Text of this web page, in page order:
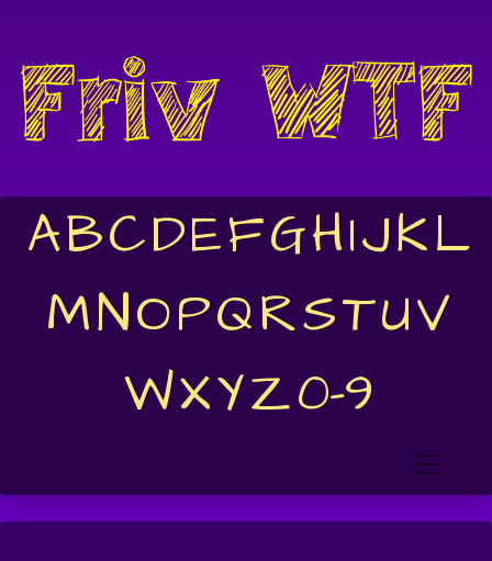
ABCDEFGHIJKL
MNOPQRSTUV
WXYZ0-9